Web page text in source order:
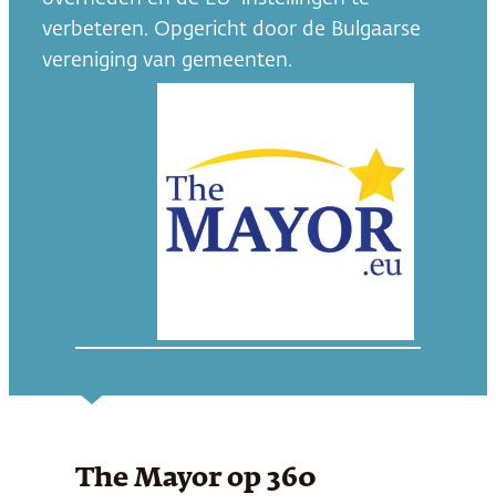
verbeteren. Opgericht door de Bulgaarse
vereniging van gemeenten.
The Mayor op 360